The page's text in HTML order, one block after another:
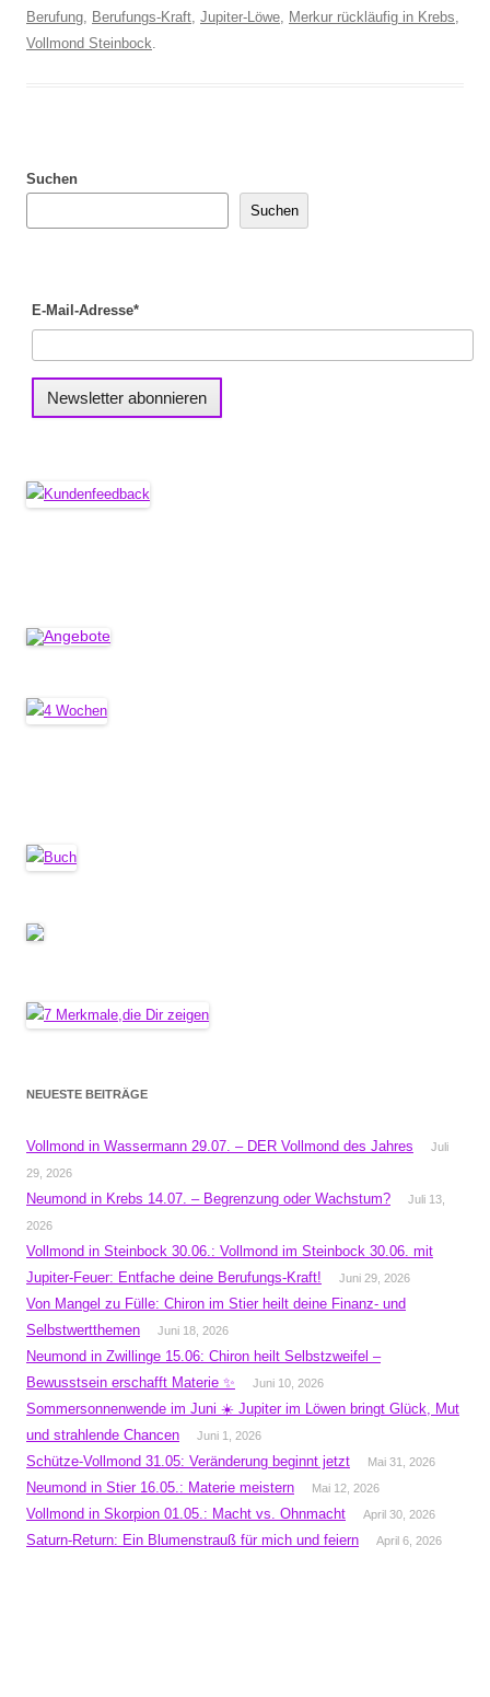
Berufung, Berufungs-Kraft, Jupiter-Löwe, Merkur rückläufig in Krebs,
Vollmond Steinbock.
Suchen
Suchen
E-Mail-Adresse*
NEUESTE BEITRÄGE
Vollmond in Wassermann 29.07. – DER Vollmond des Jahres
Juli
29, 2026
Neumond in Krebs 14.07. – Begrenzung oder Wachstum?
Juli 13,
2026
Vollmond in Steinbock 30.06.: Vollmond im Steinbock 30.06. mit
Jupiter-Feuer: Entfache deine Berufungs-Kraft!
Juni 29, 2026
Von Mangel zu Fülle: Chiron im Stier heilt deine Finanz- und
Selbstwertthemen
Juni 18, 2026
Neumond in Zwillinge 15.06: Chiron heilt Selbstzweifel –
Bewusstsein erschafft Materie ✨
Juni 10, 2026
Sommersonnenwende im Juni ☀️ Jupiter im Löwen bringt Glück, Mut
und strahlende Chancen
Juni 1, 2026
Schütze-Vollmond 31.05: Veränderung beginnt jetzt Mai 31, 2026
Neumond in Stier 16.05.: Materie meistern Mai 12, 2026
Vollmond in Skorpion 01.05.: Macht vs. Ohnmacht April 30, 2026
Saturn-Return: Ein Blumenstrauß für mich und feiern April 6, 2026